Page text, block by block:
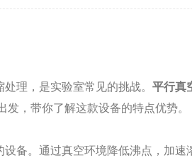
理，是实验室常见的挑战。平行真
，带你了解这款设备的特点优势。
备。通过真空环境降低沸点，加